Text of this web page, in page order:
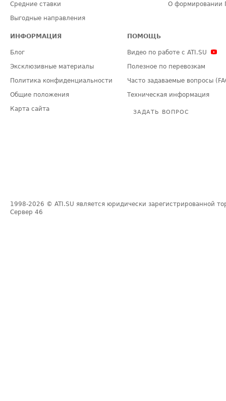
Средние ставки
Выгодные направления
О формировании
ИНФОРМАЦИЯ
Блог
Эксклюзивные материалы
Политика конфиденциальности
Общие положения
Карта сайта
ПОМОЩЬ
Видео по работе с ATI.SU
Полезное по перевозкам
Часто задаваемые вопросы
Техническая информация
ЗАДАТЬ ВОПРОС
1998-2026 © ATI.SU является юридически зарегистрированной
Сервер 46